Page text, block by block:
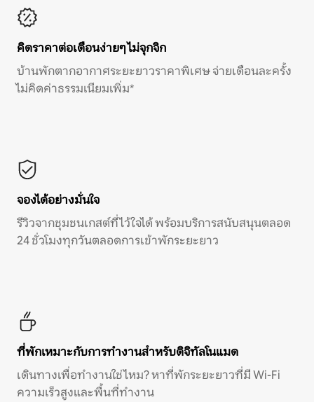
คิดราคาต่อเดือนง่ายๆ ไม่จุกจิก
บ้านพักตากอากาศระยะยาวราคาพิเศษ จ่ายเดือนละครั้ง
ไม่คิดค่าธรรมเนียมเพิ่ม*
จองได้อย่างมั่นใจ
รีวิวจากชุมชนเกสต์ที่ไว้ใจได้ พร้อมบริการสนับสนุนตลอด
24 ชั่วโมงทุกวันตลอดการเข้าพักระยะยาว
ที่พักเหมาะกับการทำงานสำหรับดิจิทัลโนแมด
เดินทางเพื่อทำงานใช่ไหม? หาที่พักระยะยาวที่มี Wi-Fi
ความเร็วสูงและพื้นที่ทำงาน